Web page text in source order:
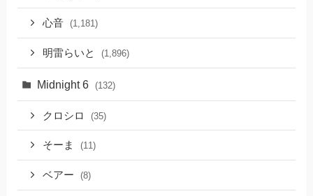
心音 (1,181)
明雷らいと (1,896)
Midnight 6 (132)
クロシロ (35)
そーま (11)
ベアー (8)